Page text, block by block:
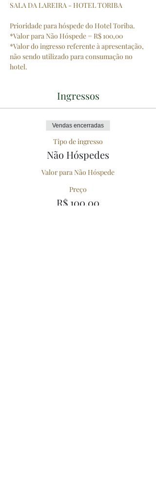
SALA DA LAREIRA - HOTEL TORIBA
Prioridade para hóspede do Hotel Toriba.
*Valor para Não Hóspede = R$ 100,00
*Valor do ingresso referente à apresentação,
não sendo utilizado para consumação no
hotel.
Ingressos
Vendas encerradas
Tipo de ingresso
Não Hóspedes
Valor para Não Hóspede
Preço
R$ 100,00